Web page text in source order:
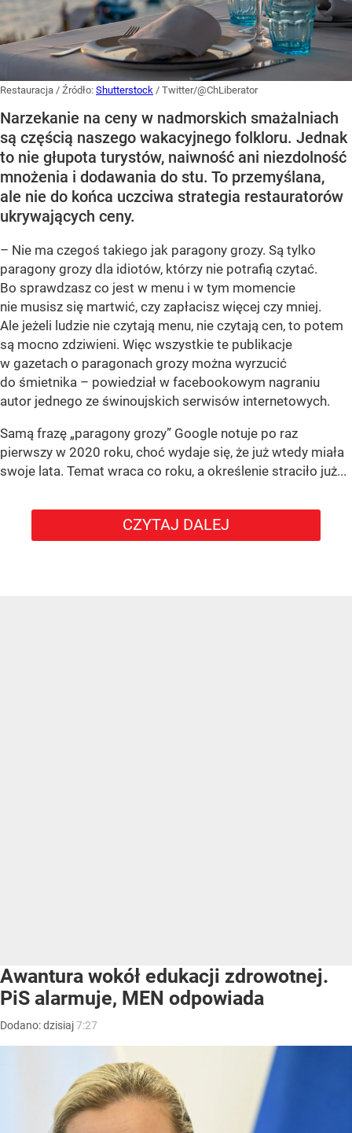
Restauracja / Źródło: Shutterstock / Twitter/@ChLiberator
Narzekanie na ceny w nadmorskich smażalniach
są częścią naszego wakacyjnego folkloru. Jednak
to nie głupota turystów, naiwność ani niezdolność
mnożenia i dodawania do stu. To przemyślana,
ale nie do końca uczciwa strategia restauratorów
ukrywających ceny.
– Nie ma czegoś takiego jak paragony grozy. Są tylko
paragony grozy dla idiotów, którzy nie potrafią czytać.
Bo sprawdzasz co jest w menu i w tym momencie
nie musisz się martwić, czy zapłacisz więcej czy mniej.
Ale jeżeli ludzie nie czytają menu, nie czytają cen, to potem
są mocno zdziwieni. Więc wszystkie te publikacje
w gazetach o paragonach grozy można wyrzucić
do śmietnika – powiedział w facebookowym nagraniu
autor jednego ze świnoujskich serwisów internetowych.
Samą frazę „paragony grozy” Google notuje po raz
pierwszy w 2020 roku, choć wydaje się, że już wtedy miała
swoje lata. Temat wraca co roku, a określenie straciło już...
CZYTAJ DALEJ
Awantura wokół edukacji zdrowotnej.
PiS alarmuje, MEN odpowiada
Dodano:dzisiaj7:27